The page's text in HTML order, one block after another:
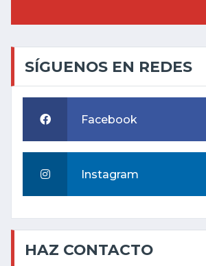
SÍGUENOS EN REDES
Facebook
Instagram
HAZ CONTACTO